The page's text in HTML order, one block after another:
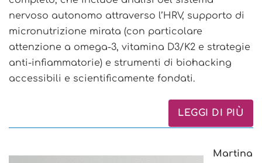
nervoso autonomo attraverso l’HRV, supporto di
micronutrizione mirata (con particolare
attenzione a omega-3, vitamina D3/K2 e strategie
anti-infiammatorie) e strumenti di biohacking
accessibili e scientificamente fondati.
LEGGI DI PIÙ
Martina